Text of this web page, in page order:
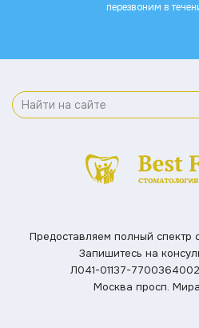
перезвоним в
Предоставляем полный спектр
Запишитесь на
Л041-01137-7700364002
Москва просп.